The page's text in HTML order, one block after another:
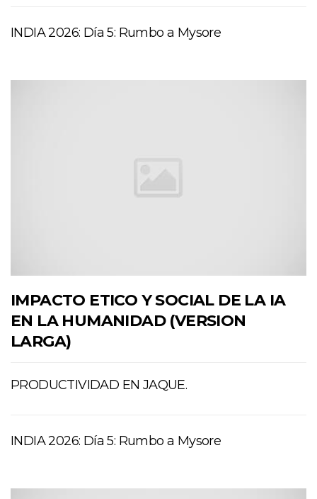
INDIA 2026: Día 5: Rumbo a Mysore
IMPACTO ETICO Y SOCIAL DE LA IA
EN LA HUMANIDAD (VERSION
LARGA)
PRODUCTIVIDAD EN JAQUE.
INDIA 2026: Día 5: Rumbo a Mysore